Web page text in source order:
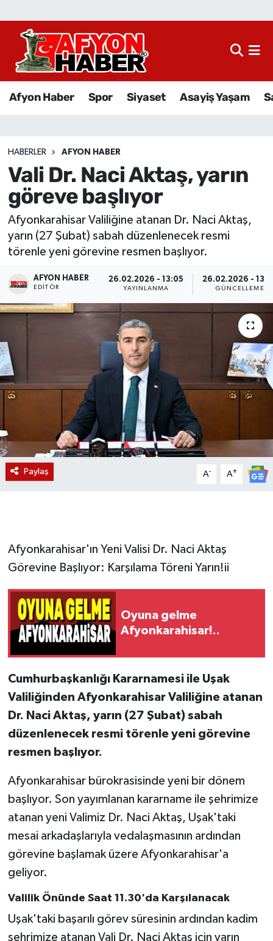
Afyon Haber Spor Siyaset Asayiş Yaşam
HABERLER AFYON HABER
Vali Dr. Naci Aktaş, yarın
göreve başlıyor
Afyonkarahisar Valiliğine atanan Dr. Naci Aktaş,
yarın (27 Şubat) sabah düzenlenecek resmi
törenle yeni görevine resmen başlıyor.
AFYON HABER
EDITÖR
26.02.2026 - 13:05
YAYINLANMA
26.02.2026 -
GÜNCELLEME
Paylaş A- A+
Afyonkarahisar'ın Yeni Valisi Dr. Naci Aktaş
Görevine Başlıyor: Karşılama Töreni Yarın!ii
Oyuna gelme
Afyonkarahisar!..
Cumhurbaşkanlığı Kararnamesi ile Uşak
Valiliğinden Afyonkarahisar Valiliğine atanan
Dr. Naci Aktaş, yarın (27 Şubat) sabah
düzenlenecek resmi törenle yeni görevine
resmen başlıyor.
Afyonkarahisar bürokrasisinde yeni bir dönem
başlıyor. Son yayımlanan kararname ile şehrimize
atanan yeni Valimiz Dr. Naci Aktaş, Uşak'taki
mesai arkadaşlarıyla vedalaşmasının ardından
görevine başlamak üzere Afyonkarahisar'a
geliyor.
Valilik Önünde Saat 11.30'da Karşılanacak
Uşak'taki başarılı görev süresinin ardından kadim
şehrimize atanan Vali Dr. Naci Aktaş için yarın
Afyon Haber
Sağlık
Eğitim
Sivil Toplum